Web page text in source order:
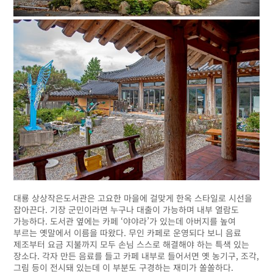
대룡 상상작은도서관은 고요한 마을에 걸맞게 한옥 스타일로 시선을
잡아끈다. 기장 군민이라면 누구나 대출이 가능하며 내부 열람도
가능하다. 도서관 옆에는 카페 ‘야야라’가 있는데 아버지를 높여
부르는 옛말에서 이름을 따왔다. 무인 카페로 운영되다 보니 음료
제조부터 요금 지불까지 모두 손님 스스로 해결해야 하는 특색 있는
장소다. 각자 만든 음료를 들고 카페 내부로 들어서면 옛 농기구, 조각,
그림 등이 전시돼 있는데 이 부분도 구경하는 재미가 쏠쏠하다.